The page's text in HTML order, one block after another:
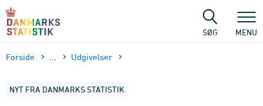
sidens
SØG MENU
Forside Udgivelser
NYT FRA DANMARKS STATISTIK